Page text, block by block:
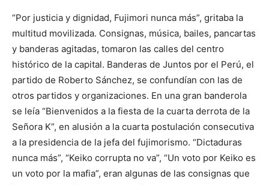
“Por justicia y dignidad, Fujimori nunca más”, gritaba la
multitud movilizada. Consignas, música, bailes, pancartas
y banderas agitadas, tomaron las calles del centro
histórico de la capital. Banderas de Juntos por el Perú, el
partido de Roberto Sánchez, se confundían con las de
otros partidos y organizaciones. En una gran banderola
se leía “Bienvenidos a la fiesta de la cuarta derrota de la
Señora K”, en alusión a la cuarta postulación consecutiva
a la presidencia de la jefa del fujimorismo. “Dictaduras
nunca más”, “Keiko corrupta no va”, “Un voto por Keiko es
un voto por la mafia”, eran algunas de las consignas que